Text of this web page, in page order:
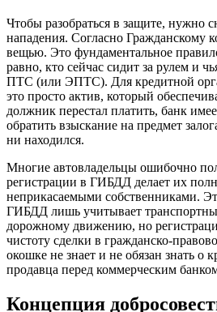
Чтобы разобраться в защите, нужно
нападения. Согласно Гражданскому
вещью. Это фундаментальное
равно, кто сейчас сидит за рулем и
ПТС (или ЭПТС). Для кредитной
это просто актив, который
должник перестал платить, банк
обратить взыскание на предмет
ни находился.
Многие автовладельцы ошибочно
регистрации в ГИБДД делает их
неприкасаемыми собственниками.
ГИБДД лишь учитывает
дорожному движению, но
чистоту сделки в гражданско-
окошке не знает и не обязан знать о
продавца перед коммерческим
Концепция